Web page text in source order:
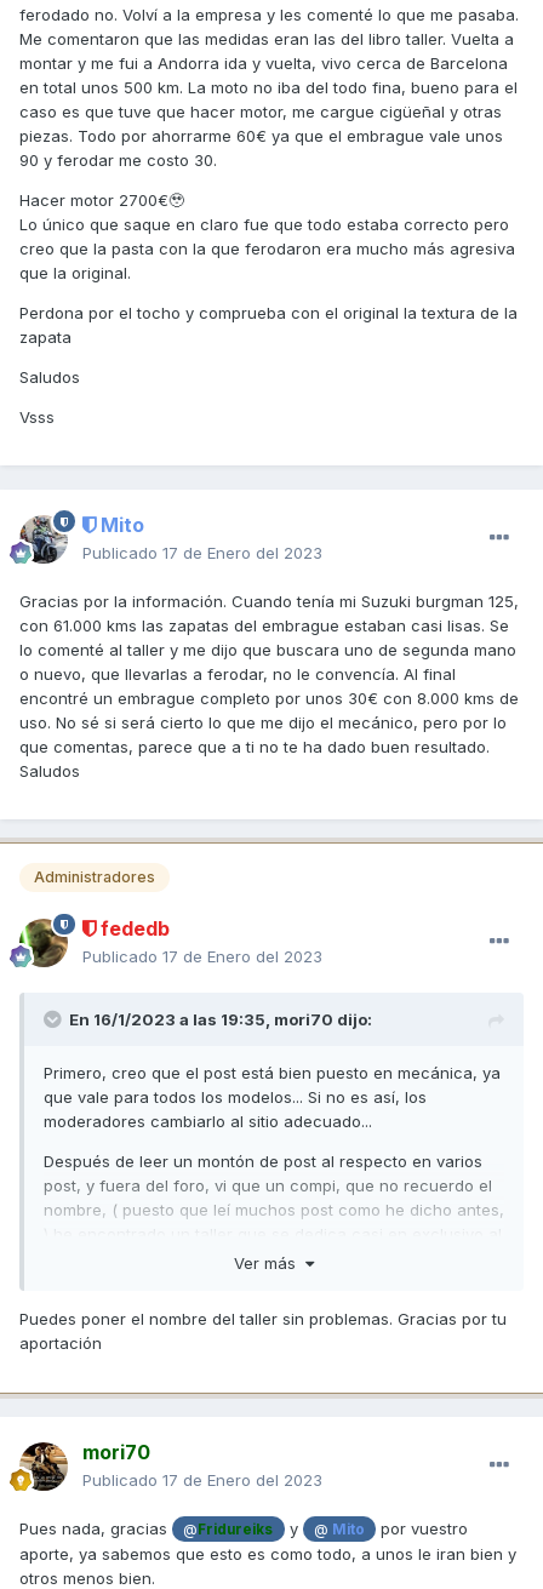
ferodado no. Volví a la empresa y les comenté lo que me pasaba.
Me comentaron que las medidas eran las del libro taller. Vuelta a
montar y me fui a Andorra ida y vuelta, vivo cerca de Barcelona
en total unos 500 km. La moto no iba del todo fina, bueno para el
caso es que tuve que hacer motor, me cargue cigüeñal y otras
piezas. Todo por ahorrarme 60€ ya que el embrague vale unos
90 y ferodar me costo 30.
Hacer motor 2700€🥹
Lo único que saque en claro fue que todo estaba correcto pero
creo que la pasta con la que ferodaron era mucho más agresiva
que la original.
Perdona por el tocho y comprueba con el original la textura de la
zapata
Saludos
Vsss
Mito
Publicado 17 de Enero del 2023
Gracias por la información. Cuando tenía mi Suzuki burgman 125,
con 61.000 kms las zapatas del embrague estaban casi lisas. Se
lo comenté al taller y me dijo que buscara uno de segunda mano
o nuevo, que llevarlas a ferodar, no le convencía. Al final
encontré un embrague completo por unos 30€ con 8.000 kms de
uso. No sé si será cierto lo que me dijo el mecánico, pero por lo
que comentas, parece que a ti no te ha dado buen resultado.
Saludos
Administradores
fededb
Publicado 17 de Enero del 2023
En 16/1/2023 a las 19:35, mori70 dijo:
Primero, creo que el post está bien puesto en mecánica, ya
que vale para todos los modelos... Si no es así, los
moderadores cambiarlo al sitio adecuado...
Después de leer un montón de post al respecto en varios
post, y fuera del foro, vi que un compi, que no recuerdo el
nombre, ( puesto que leí muchos post como he dicho antes,
tema de ferodos de embrague y frenos (también de
y además profesionales de toda la vida. El compañero
comentaba que no encontraba ningún taller en Madrid, esta
nombre, si se puede me lo decís y lo pongo encantado), y
me pongan el ferodo nuevo, el precio es de 10 € por zapata
y hay que dárselas desmontadas... Si tenéis alguna
profesional, que me ha pasado dentro del taller y estaba ...
Como cuando vas al sitio ese que no encuentras la salida...
el Ik....a
Ver más
Puedes poner el nombre del taller sin problemas. Gracias por tu
aportación
mori70
Publicado 17 de Enero del 2023
Pues nada, gracias @Fridureiks y @ Mito
por vuestro
aporte, ya sabemos que esto es como todo, a unos le iran bien y
otros menos bien.